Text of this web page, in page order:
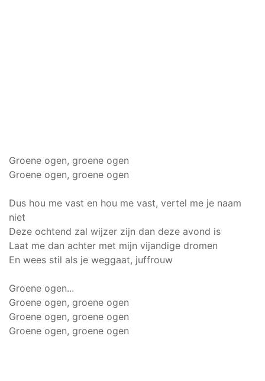
Groene ogen, groene ogen
Groene ogen, groene ogen
Dus hou me vast en hou me vast, vertel me je naam
niet
Deze ochtend zal wijzer zijn dan deze avond is
Laat me dan achter met mijn vijandige dromen
En wees stil als je weggaat, juffrouw
Groene ogen...
Groene ogen, groene ogen
Groene ogen, groene ogen
Groene ogen, groene ogen